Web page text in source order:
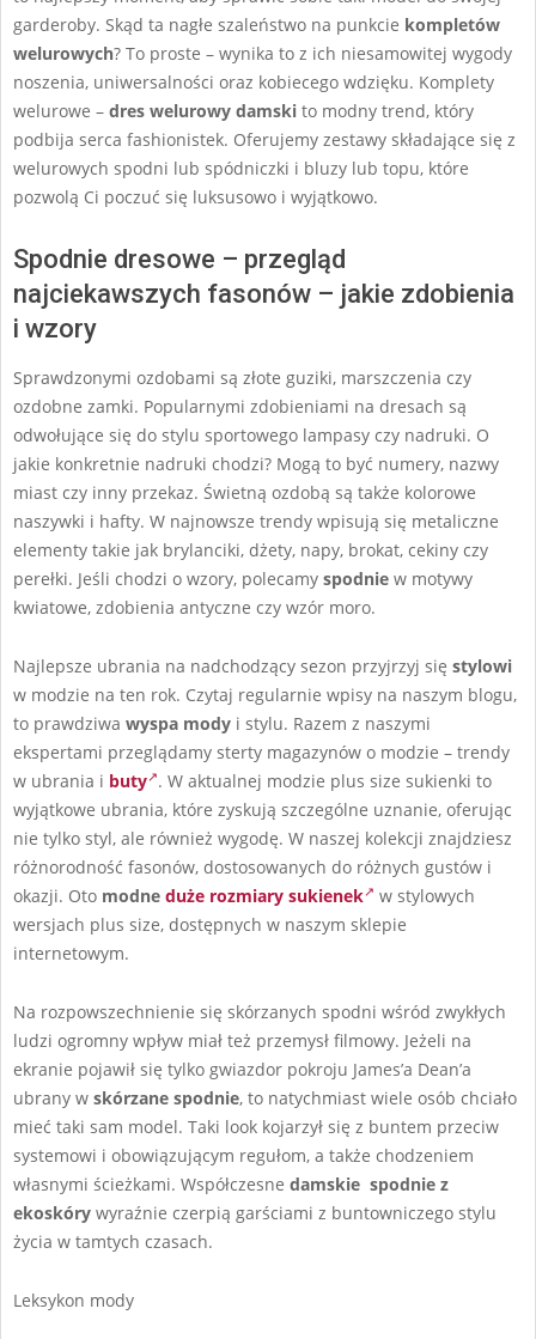
garderoby. Skąd ta nagłe szaleństwo na punkcie kompletów
welurowych? To proste – wynika to z ich niesamowitej wygody
noszenia, uniwersalności oraz kobiecego wdzięku. Komplety
welurowe – dres welurowy damski to modny trend, który
podbija serca fashionistek. Oferujemy zestawy składające się z
welurowych spodni lub spódniczki i bluzy lub topu, które
pozwolą Ci poczuć się luksusowo i wyjątkowo.
Spodnie dresowe – przegląd
najciekawszych fasonów – jakie zdobienia
i wzory
Sprawdzonymi ozdobami są złote guziki, marszczenia czy
ozdobne zamki. Popularnymi zdobieniami na dresach są
odwołujące się do stylu sportowego lampasy czy nadruki. O
jakie konkretnie nadruki chodzi? Mogą to być numery, nazwy
miast czy inny przekaz. Świetną ozdobą są także kolorowe
naszywki i hafty. W najnowsze trendy wpisują się metaliczne
elementy takie jak brylanciki, dżety, napy, brokat, cekiny czy
perełki. Jeśli chodzi o wzory, polecamy spodnie w motywy
kwiatowe, zdobienia antyczne czy wzór moro.
Najlepsze ubrania na nadchodzący sezon przyjrzyj się stylowi
w modzie na ten rok. Czytaj regularnie wpisy na naszym blogu,
to prawdziwa wyspa mody i stylu. Razem z naszymi
ekspertami przeglądamy sterty magazynów o modzie – trendy
w ubrania i buty . W aktualnej modzie plus size sukienki to
wyjątkowe ubrania, które zyskują szczególne uznanie, oferując
nie tylko styl, ale również wygodę. W naszej kolekcji znajdziesz
różnorodność fasonów, dostosowanych do różnych gustów i
okazji. Oto modne duże rozmiary sukienek
w stylowych
wersjach plus size, dostępnych w naszym sklepie
internetowym.
Na rozpowszechnienie się skórzanych spodni wśród zwykłych
ludzi ogromny wpływ miał też przemysł filmowy. Jeżeli na
ekranie pojawił się tylko gwiazdor pokroju James’a Dean’a
ubrany w skórzane spodnie, to natychmiast wiele osób chciało
mieć taki sam model. Taki look kojarzył się z buntem przeciw
systemowi i obowiązującym regułom, a także chodzeniem
własnymi ścieżkami. Współczesne damskie spodnie z
ekoskóry wyraźnie czerpią garściami z buntowniczego stylu
życia w tamtych czasach.
Leksykon mody